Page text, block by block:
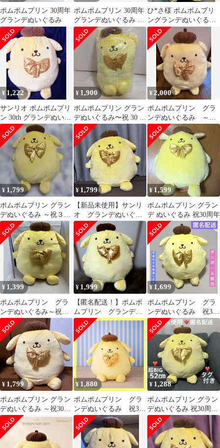
ポムポムプリン 30周年
グランデぬいぐるみ
ポムポムプリン 30周年
グランデぬいぐるみ 2
個セット
ひ*さ様 ポムポムプリ
ングランデぬいぐる
み〜祝30周年〜
¥1,222
サンリオ ポムポムプリ
ン 30th グランデぬいぐ
るみ タグ付き
¥ 1,900
ポムポムプリン グラン
デぬいぐるみ〜祝 30 周
年〜
¥ 2,000
ポムポムプリン グラ
ンデぬいぐるみ ～祝
30周年～ サンリオ
¥ 1,799
ポムポムプリン グラン
デぬいぐるみ ～祝３０
周年～全長約５０cm
¥ 1,799
【新品未使用】サンリ
オ グランデぬいぐる
み 祝30周年 〜ポムポ
ムプリン〜
¥1,599
ポムポムプリン グラン
デ ぬいぐるみ 祝30周年
¥1,399
ポムポムプリン グラ
ンデぬいぐるみ～祝
30周年～
¥ 1,999
【匿名配送！】ポムポ
ムプリン グランデぬ
いぐるみ 〜祝30周
年〜
¥1,699
ポムポムプリン グラ
ンデぬいぐるみ 祝30
周年
¥ 1,799
ポムポムプリン グラン
デぬいぐるみ ～祝30周
年～
¥ 1,880
ポムポムプリン グラ
ンデぬいぐるみ 祝30
周年
¥ 1,288
ポムポムプリン グラン
デぬいぐるみ 祝30周年
サンリオ